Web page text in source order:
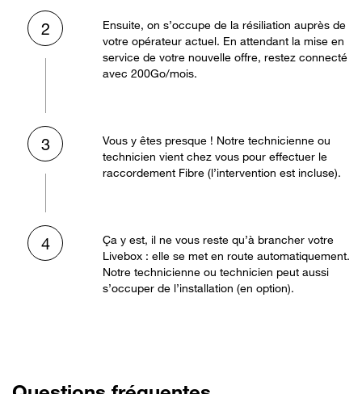
2
Ensuite, on s’occupe de la résiliation auprès de
votre opérateur actuel. En attendant la mise en
service de votre nouvelle offre, restez connecté
avec 200Go/mois.
3
Vous y êtes presque ! Notre technicienne ou
technicien vient chez vous pour effectuer le
raccordement Fibre (l’intervention est incluse).
4
Ça y est, il ne vous reste qu’à brancher votre
Livebox : elle se met en route automatiquement.
Notre technicienne ou technicien peut aussi
s’occuper de l’installation (en option).